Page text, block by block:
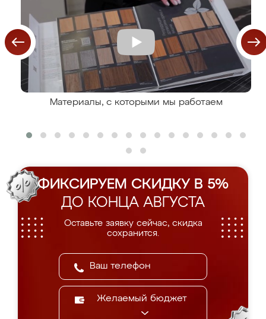
Материалы, с которыми мы работаем
ФИКСИРУЕМ СКИДКУ В 5%
ДО КОНЦА АВГУСТА
Оставьте заявку сейчас, скидка
сохранится.
Желаемый бюджет